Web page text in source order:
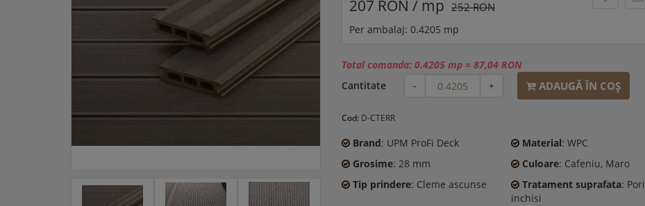
207 RON / mp 252 RON
Per ambalaj: 0.4205 mp
Total comanda: 0.4205 mp = 87,04 RON
Cantitate
- + ADAUGĂ ÎN COŞ
Cod: D-CTERR
Brand: UPM ProFi Deck Material: WPC
Grosime: 28 mm Culoare: Cafeniu, Maro
Tip prindere: Cleme ascunse Tratament suprafata: Pori
inchisi